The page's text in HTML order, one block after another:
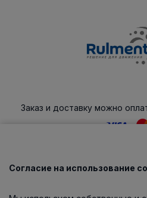
Заказ и доставку можно
Каталог
Согласие на использование